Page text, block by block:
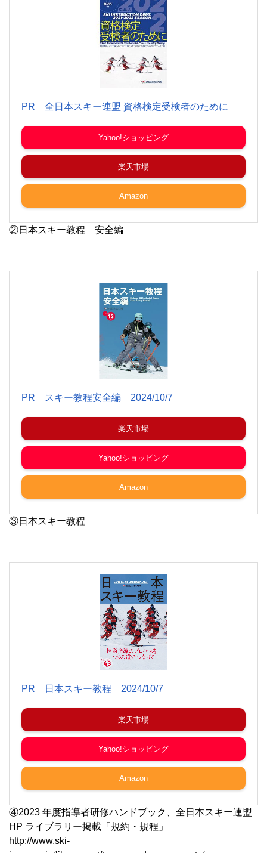
PR 全日本スキー連盟 資格検定受検者のために
Yahoo!ショッピング
楽天市場
Amazon
②日本スキー教程 安全編
PR スキー教程安全編 2024/10/7
楽天市場
Yahoo!ショッピング
Amazon
③日本スキー教程
PR 日本スキー教程 2024/10/7
楽天市場
Yahoo!ショッピング
Amazon
④2023 年度指導者研修ハンドブック、全日本スキー連盟
HP ライブラリー掲載「規約・規程」
http://www.ski-